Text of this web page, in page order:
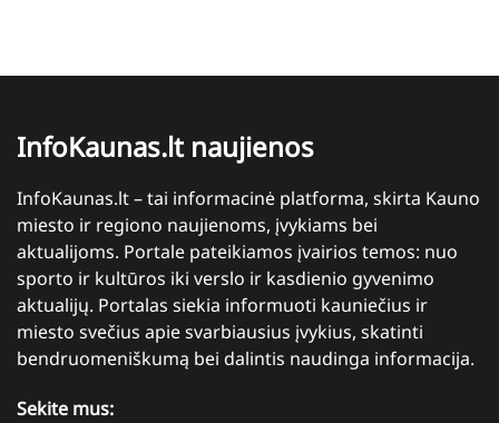
InfoKaunas.lt naujienos
InfoKaunas.lt – tai informacinė platforma, skirta Kauno
miesto ir regiono naujienoms, įvykiams bei
aktualijoms. Portale pateikiamos įvairios temos: nuo
sporto ir kultūros iki verslo ir kasdienio gyvenimo
aktualijų. Portalas siekia informuoti kauniečius ir
miesto svečius apie svarbiausius įvykius, skatinti
bendruomeniškumą bei dalintis naudinga informacija.
Sekite mus: